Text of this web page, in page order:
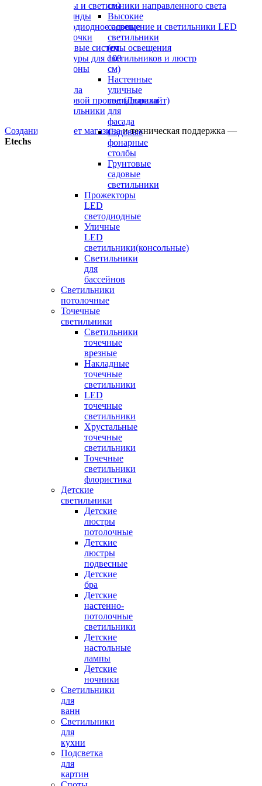
см)
Высокие
садовые
светильники
(от
100
см)
Настенные
уличные
светильники
для
фасада
Садовые
фонарные
столбы
Грунтовые
садовые
светильники
Прожекторы
LED
светодиодные
Уличные
LED
светильники(консольные)
Светильники
для
бассейнов
Светильники
потолочные
Точечные
светильники
Светильники
точечные
врезные
Накладные
точечные
светильники
LED
точечные
светильники
Хрустальные
точечные
светильники
Точечные
светильники
флористика
Детские
светильники
Детские
люстры
потолочные
Детские
люстры
подвесные
Детские
бра
Детские
настенно-
потолочные
светильники
Детские
настольные
лампы
Детские
ночники
Светильники
для
ванн
Светильники
для
кухни
Подсветка
для
картин
Споты и светильники направленного света
Гирлянды
Светодиодное освещение и светильники LED
Лампочки
Трековые системы освещения
Абажуры для светильников и люстр
Плафоны
Зеркала
Световой провод (Дюралайт)
Светильники
Создание интернет магазинаи техническая поддержка —
Etechs